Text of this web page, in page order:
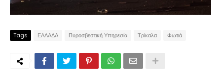
Tags ΕΛΛΑΔΑ Πυροσβεστική Υπηρεσία Τρίκαλα Φωτιά